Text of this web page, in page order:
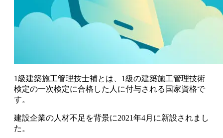
1級建築施工管理技士補とは、 1級の建築施工管理技術
検定の一次検定に合格した人に付与される国家資格で
す。
建設企業の人材不足を背景に2021年4月に新設されまし
た。